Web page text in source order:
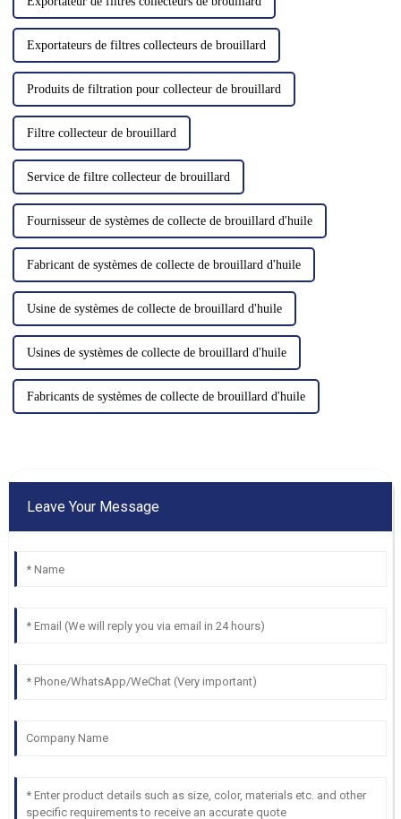
Exportateurs de filtres collecteurs de brouillard
Produits de filtration pour collecteur de brouillard
Filtre collecteur de brouillard
Service de filtre collecteur de brouillard
Fournisseur de systèmes de collecte de brouillard d'huile
Fabricant de systèmes de collecte de brouillard d'huile
Usine de systèmes de collecte de brouillard d'huile
Usines de systèmes de collecte de brouillard d'huile
Fabricants de systèmes de collecte de brouillard d'huile
Leave Your Message